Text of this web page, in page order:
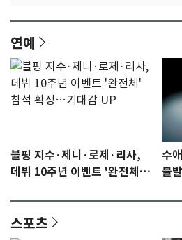
연예
블핑 지수·제니·로제·리사,
데뷔 10주년 이벤트 '완전체'
수
불
스포츠